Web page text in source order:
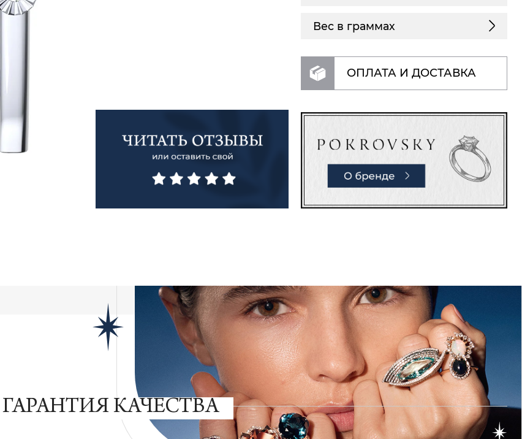
Вес в граммах
ОПЛАТА И ДОСТАВКА
ГАРАНТИЯ КАЧЕСТВА